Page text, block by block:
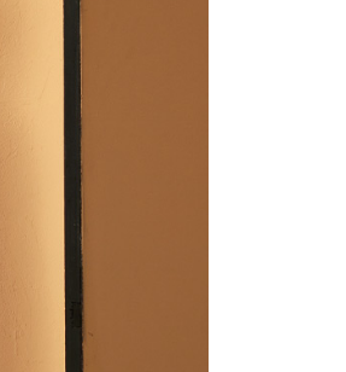
先享後付」服務完成之
料，並將交易相關給付款項請
：
監護人之同意方可使用
起之損失，本公司不負相關責
別帳號之用戶狀況，依本公司
足之情形，本公司將視審查
註冊。若發現惡意使用之情
戶之使用額度並採取法律行
費
費